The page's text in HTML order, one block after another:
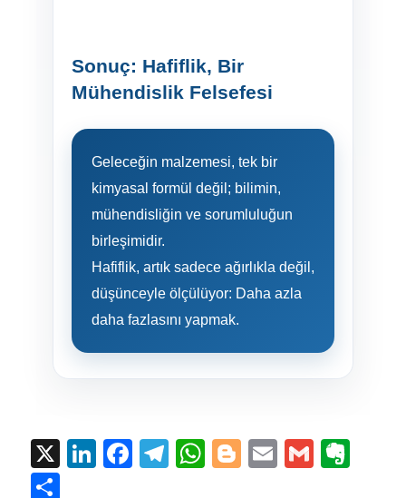
Sonuç: Hafiflik, Bir
Mühendislik Felsefesi
Geleceğin malzemesi, tek bir
kimyasal formül değil; bilimin,
mühendisliğin ve sorumluluğun
birleşimidir.
Hafiflik, artık sadece ağırlıkla değil,
düşünceyle ölçülüyor: Daha azla
daha fazlasını yapmak.
X
Li F
T
W Bl E
G